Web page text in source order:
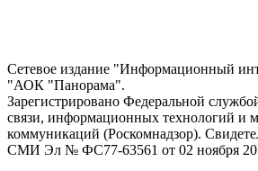
Сетевое издание "Информационный
"АОК "Панорама".
Зарегистрировано Федеральной
связи, информационных технологий и
коммуникаций (Роскомнадзор).
СМИ Эл № ФС77-63561 от 02 ноября